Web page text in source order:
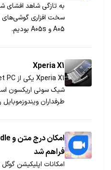
به تازگی شاهد
سخت افزاری
A05 و A05s بودیم.
Xperia X1
شیک سونی ­اریکسون
طرفداران
فراهم شد
امکانات اپلیکیشن